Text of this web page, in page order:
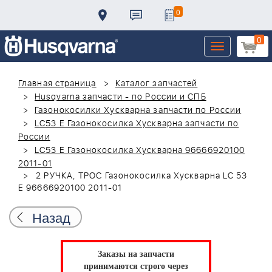
0
0
Toggle
navigation
Главная страница
Каталог запчастей
Husqvarna запчасти - по России и СПБ
Газонокосилки Хускварна запчасти по России
LC53 E Газонокосилка Хускварна запчасти по
России
LC53 E Газонокосилка Хускварна 96666920100
2011-01
2 РУЧКА, ТРОС Газонокосилка Хускварна LC 53
E 96666920100 2011-01
Назад
Заказы на запчасти
принимаются строго через